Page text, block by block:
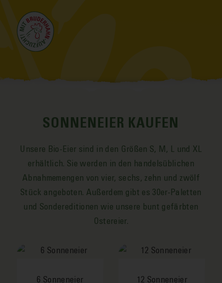
SONNENEIER KAUFEN
Unsere Bio-Eier sind in den Größen S, M, L und XL
er­hältlich. Sie werden in den handels­üblichen
Abnahme­mengen von vier, sechs, zehn und zwölf
Stück an­geboten. Außer­dem gibt es 30er-Paletten
und Sonder­editionen wie unsere bunt gefärbten
Oster­eier.
6 Sonneneier 12 Sonneneier